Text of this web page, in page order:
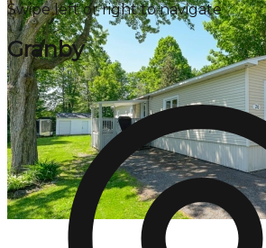
Swipe left or right to navigate
Granby